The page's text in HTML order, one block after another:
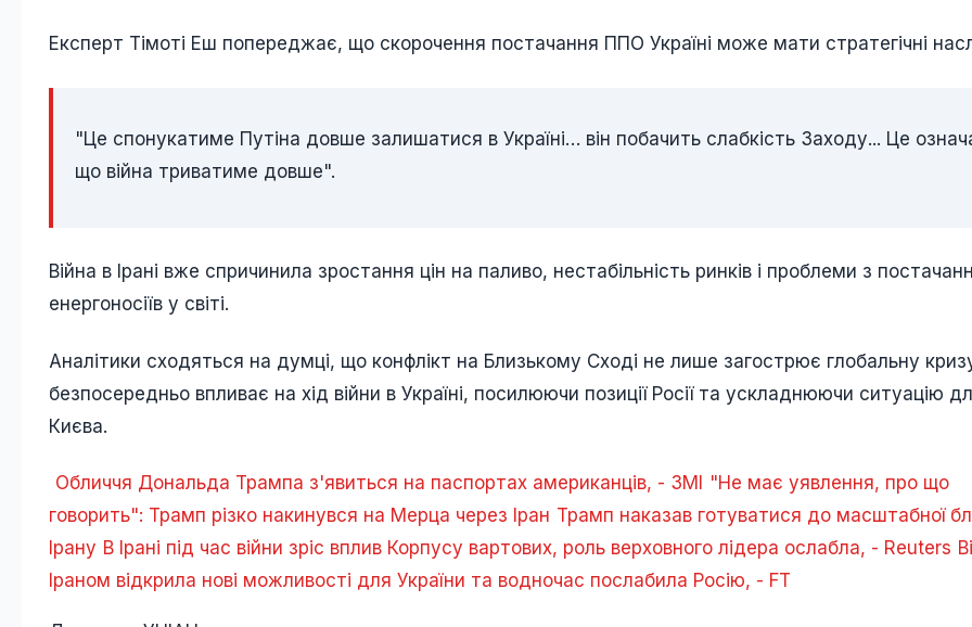
Експерт Тімоті Еш попереджає, що скорочення постачання ППО Україні може мати стратегічні
"Це спонукатиме Путіна довше залишатися в Україні… він побачить слабкість Заходу... Це
що війна триватиме довше".
Війна в Ірані вже спричинила зростання цін на паливо, нестабільність ринків і проблеми з
енергоносіїв у світі.
Аналітики сходяться на думці, що конфлікт на Близькому Сході не лише загострює глобальну
безпосередньо впливає на хід війни в Україні, посилюючи позиції Росії та ускладнюючи ситуацію
Києва.
Обличчя Дональда Трампа з'явиться на паспортах американців, - ЗМІ "Не має уявлення, про що
говорить": Трамп різко накинувся на Мерца через Іран Трамп наказав готуватися до масштабної
Ірану В Ірані під час війни зріс вплив Корпусу вартових, роль верховного лідера ослабла, - Reuters
Іраном відкрила нові можливості для України та водночас послабила Росію, - FT